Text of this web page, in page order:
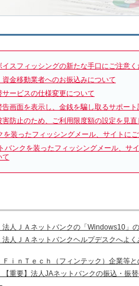
スフィッシングの新たな手口にご注意く
金移動業者へのお振込みについて
サービスの仕様変更について
画面を表示し、金銭を騙し取るサポート
害防止のため、ご利用限度額の設定を見
を装ったフィッシングメール、サイトに
バンクを装ったフィッシングメール、サ
て
法人ＪＡネットバンクの「Windows10」
法人ＪＡネットバンクヘルプデスクへよ
ＦｉｎＴｅｃｈ（フィンテック）企業等
【重要】法人JAネットバンクの振込・振